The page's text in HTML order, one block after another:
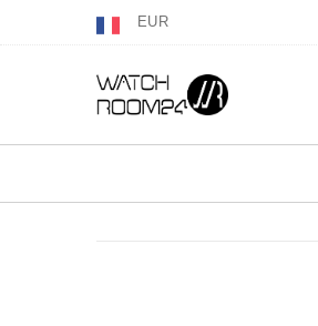
EUR